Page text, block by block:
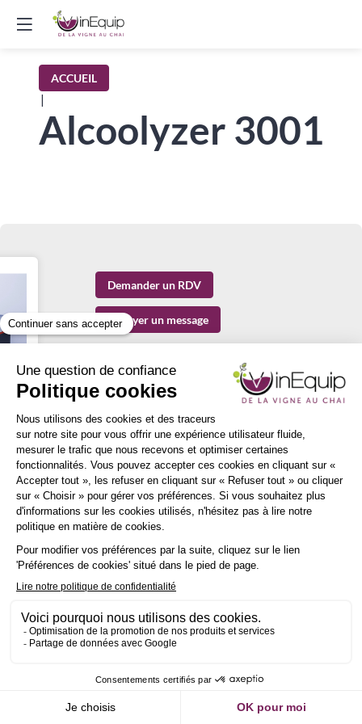
ACCUEIL
|
Alcoolyzer 3001
Demander un RDV
Envoyer un message
Demander un RDV
INSCRIPTIONNEWSLETTER